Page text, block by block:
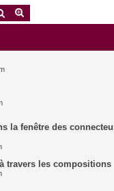
Search
la fenêtre des
travers les compositions